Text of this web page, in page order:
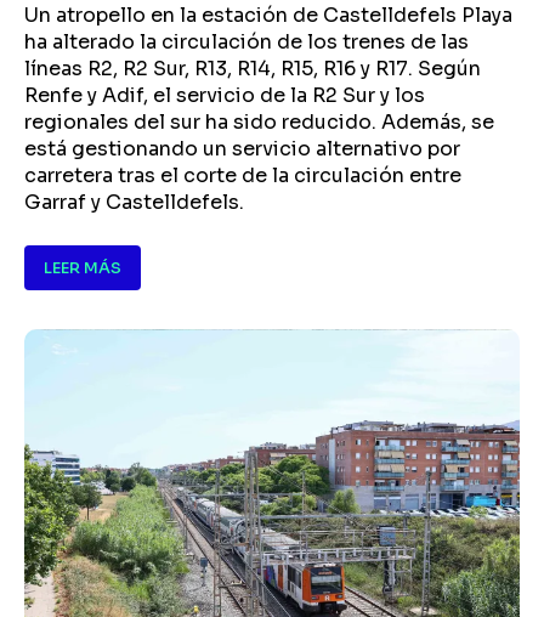
Un atropello en la estación de Castelldefels Playa
ha alterado la circulación de los trenes de las
líneas R2, R2 Sur, R13, R14, R15, R16 y R17. Según
Renfe y Adif, el servicio de la R2 Sur y los
regionales del sur ha sido reducido. Además, se
está gestionando un servicio alternativo por
carretera tras el corte de la circulación entre
Garraf y Castelldefels.
LEER MÁS